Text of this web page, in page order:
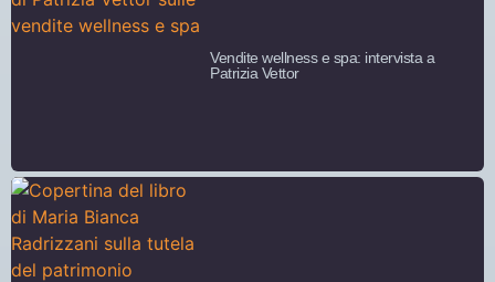
Vendite wellness e spa: intervista a
Patrizia Vettor